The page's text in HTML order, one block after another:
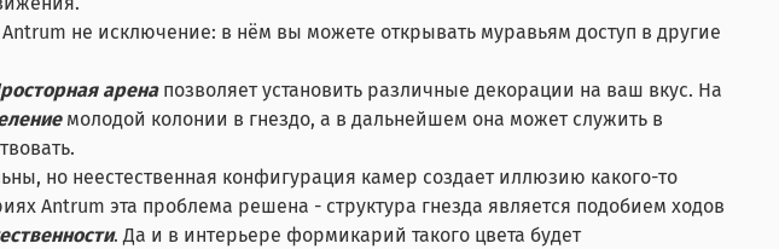
не исключение: в нём вы можете открывать муравьям доступ в другие
арена позволяет установить различные декорации на ваш вкус. На
молодой колонии в гнездо, а в дальнейшем она может служить в
но неестественная конфигурация камер создает иллюзию какого-то
Antrum эта проблема решена - структура гнезда является подобием ходов
. Да и в интерьере формикарий такого цвета будет